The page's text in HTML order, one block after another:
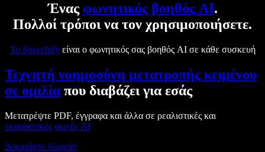
Ένας φωνητικός βοηθός AI.
Πολλοί τρόποι να τον χρησιμοποιήσετε.
Το Speechifyείναι ο φωνητικός σας βοηθός AI σε κάθε συσκευή
Τεχνητή νοημοσύνη μετατροπής κειμένου
σε ομιλία που διαβάζει για εσάς
Μετατρέψτε PDF, έγγραφα και άλλα σε ρεαλιστικές και
εκφραστικές φωνές AI
Δοκιμάστε δωρεάν